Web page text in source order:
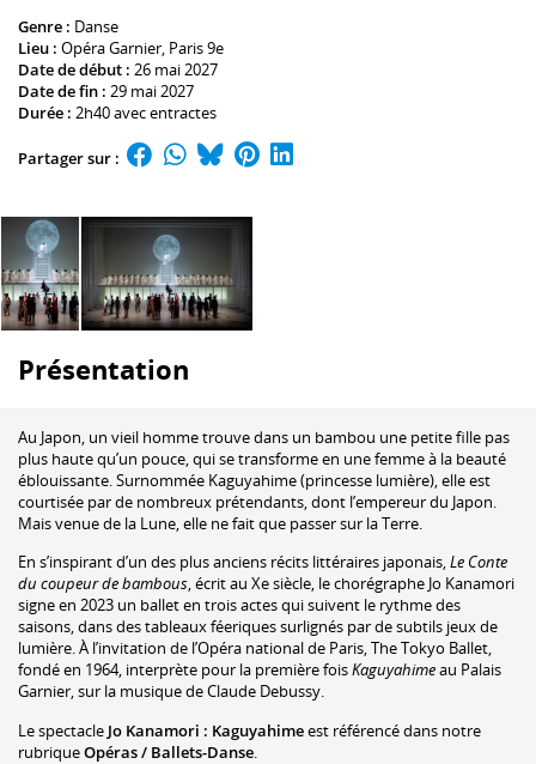
Genre : Danse
Lieu : Opéra Garnier, Paris 9e
Date de début : 26 mai 2027
Date de fin : 29 mai 2027
Durée : 2h40 avec entractes
Partager sur :
Présentation
Au Japon, un vieil homme trouve dans un bambou une petite fille pas
plus haute qu’un pouce, qui se transforme en une femme à la beauté
éblouissante. Surnommée Kaguyahime (princesse lumière), elle est
courtisée par de nombreux prétendants, dont l’empereur du Japon.
Mais venue de la Lune, elle ne fait que passer sur la Terre.
En s’inspirant d’un des plus anciens récits littéraires japonais,Le Conte
du coupeur de bambous, écrit au Xe siècle, le chorégraphe Jo Kanamori
signe en 2023 un ballet en trois actes qui suivent le rythme des
saisons, dans des tableaux féeriques surlignés par de subtils jeux de
lumière. À l’invitation de l’Opéra national de Paris, The Tokyo Ballet,
fondé en 1964, interprète pour la première foisKaguyahimeau Palais
Garnier, sur la musique de Claude Debussy.
Le spectacle Jo Kanamori : Kaguyahimeest référencé dans notre
rubriqueOpéras / Ballets-Danse